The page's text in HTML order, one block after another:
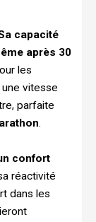
capacité
après 30
les
vitesse
parfaite
.
confort
réactivité
dans les